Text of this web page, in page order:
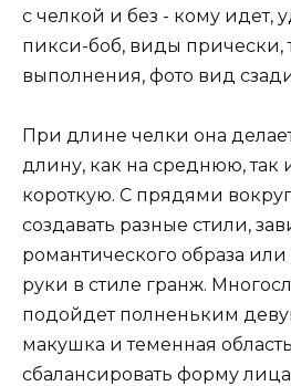
При длине челки она
длину, как на среднюю, так
короткую. С прядями
создавать разные стили,
романтического образа
руки в стиле гранж.
подойдет полненьким
макушка и теменная
сбалансировать форму